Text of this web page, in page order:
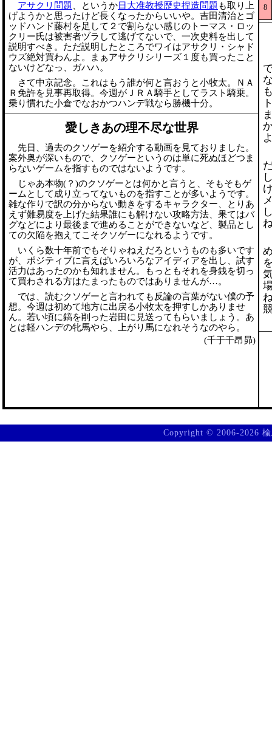
アサクリ問題
、というか日大准教授歴史捏造問題 も取り上
げようかと思ったけど長くなったからいいや。吉田清治とゴ
ッドハンド藤村を足して２で割らない感じのトーマス・ロッ
クリー氏は被害者ヅラして逃げてないで、一次史料を出して
説明すべき。ただ説明したところでワイはアサクリ・シャド
ウズ絶対買わんよ。まぁアサクリシリーズ１度も買ったこと
ないけどなっ、ガハハ。
さて中京記念。これはもう誰が何と言おうと小牧太。ＮＡ
Ｒ免許を見事再取得。今週がＪＲＡ騎手としてラスト騎乗。
乗り慣れた小倉でなおかつハンデ戦なら勝機十分。
愛しきあの理不尽な世界
先日、過去のクソゲーを紹介する動画を見ておりました。
案外奥が深いもので、クソゲーというのは単に死ぬほどつま
らないゲームを指すものではないようです。
じゃあ本物(？)のクソゲーとは何かと言うと、そもそもゲ
ームとして成り立ってないものを指すことが多いようです。
雑な作りで訳の分からない動きをするキャラクター、とりあ
えず難易度を上げた結果誰にも解けない攻略方法、果てはバ
グなどにより最後まで進めることができないなど、製品とし
ての欠陥を抱えてこそクソゲーになれるようです。
いくら数十年前でもそりゃねえだろというものも多いです
が、ポジティブに言えばいろいろなアイディアを出し、試す
活力はあったのかも知れません。もっともそれを身銭を切っ
て買わされる方はたまったものではありませんが…。
では、読むクソゲーと言われても反論の言葉がない僕の予
想。今週は初めて地方に出戻る小牧太を押すしかありませ
ん。若い頃に鎬を削った岩田に見送ってもらいましょう。あ
とは軽ハンデの牝馬やら、上がり馬になれそうなのやら。
(千于干昂昴)
8
Copyright © 2006-2026